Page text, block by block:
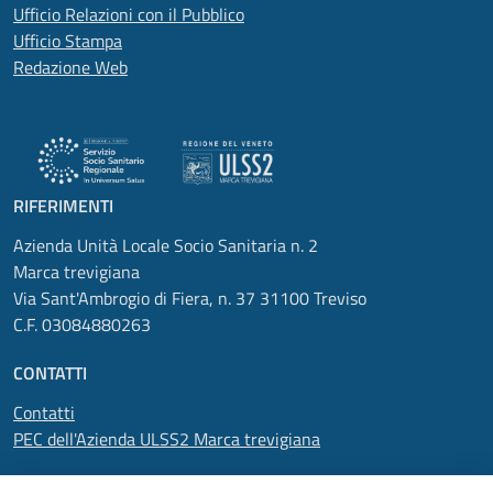
Ufficio Relazioni con il Pubblico
Ufficio Stampa
Redazione Web
RIFERIMENTI
Azienda Unità Locale Socio Sanitaria n. 2
Marca trevigiana
Via Sant'Ambrogio di Fiera, n. 37 31100 Treviso
C.F. 03084880263
CONTATTI
Contatti
PEC dell'Azienda ULSS2 Marca trevigiana